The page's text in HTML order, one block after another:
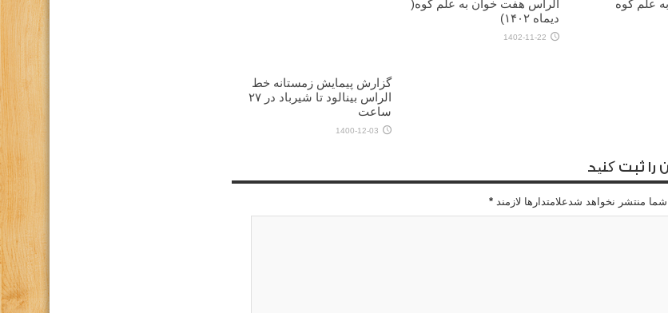
علم کوه
الراس هفت خوان به علم کوه(
دیماه ۱۴۰۲)
1402-11-22
گزارش پیمایش زمستانه خط
الراس بینالود تا شیرباد در ۲۷
ساعت
1400-12-03
را ثبت کنید
منتشر نخواهد شدعلامتدارها لازمند *